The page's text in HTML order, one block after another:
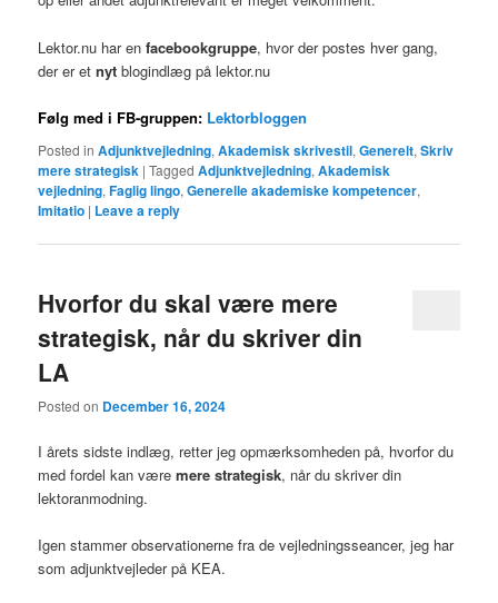
Lektor.nu har enfacebookgruppe, hvor der postes hver gang,
der er etnyt blogindlæg på lektor.nu
Følg med i FB-gruppen: Lektorbloggen
Posted in Adjunktvejledning,Akademisk skrivestil,Generelt,Skriv
mere strategisk |Tagged Adjunktvejledning,Akademisk
vejledning,Faglig lingo,Generelle akademiske kompetencer,
Imitatio | Leave a reply
Hvorfor du skal være mere
strategisk, når du skriver din
LA
Posted on December 16, 2024
I årets sidste indlæg, retter jeg opmærksomheden på, hvorfor du
med fordel kan væremere strategisk, når du skriver din
lektoranmodning.
Igen stammer observationerne fra de vejledningsseancer, jeg har
som adjunktvejleder på KEA.